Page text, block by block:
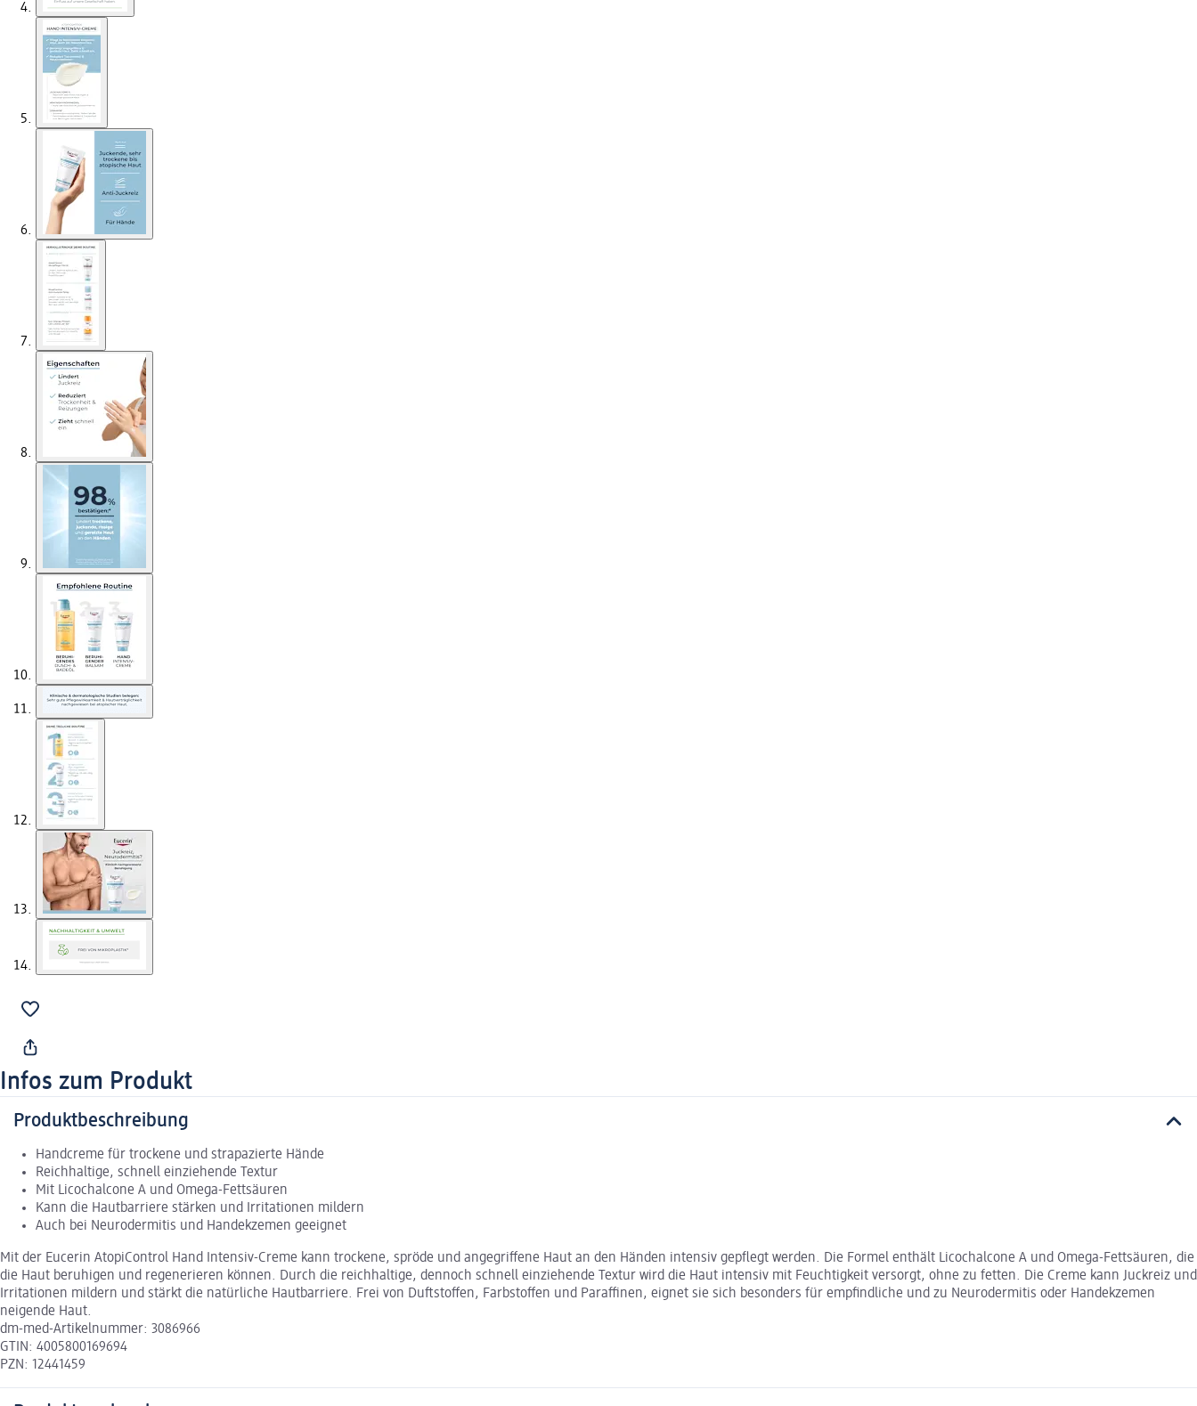
Infos zum Produkt
Produktbeschreibung
Handcreme für trockene und strapazierte Hände
Reichhaltige, schnell einziehende Textur
Mit Licochalcone A und Omega-Fettsäuren
Kann die Hautbarriere stärken und Irritationen mildern
Auch bei Neurodermitis und Handekzemen geeignet
Mit der Eucerin AtopiControl Hand Intensiv-Creme kann trockene, spröde und angegriffene Haut an den Händen intensiv gepflegt werden. Die Formel enthält Licochalcone A und Omega-Fettsäuren, die
die Haut beruhigen und regenerieren können. Durch die reichhaltige, dennoch schnell einziehende Textur wird die Haut intensiv mit Feuchtigkeit versorgt, ohne zu fetten. Die Creme kann Juckreiz und
Irritationen mildern und stärkt die natürliche Hautbarriere. Frei von Duftstoffen, Farbstoffen und Paraffinen, eignet sie sich besonders für empfindliche und zu Neurodermitis oder Handekzemen
neigende Haut.
dm-med-Artikelnummer: 3086966
GTIN: 4005800169694
PZN: 12441459